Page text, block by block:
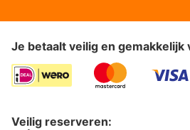
Je betaalt veilig en gemakkelijk
Veilig reserveren: